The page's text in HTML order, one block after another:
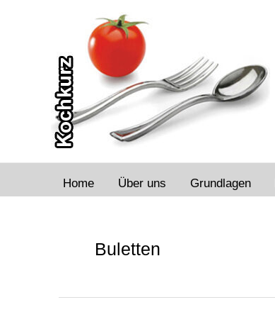
Home Über uns Grundlagen
Buletten